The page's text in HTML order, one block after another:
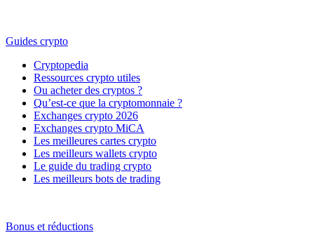
Guides crypto
Cryptopedia
Ressources crypto utiles
Ou acheter des cryptos ?
Qu’est-ce que la cryptomonnaie ?
Exchanges crypto 2026
Exchanges crypto MiCA
Les meilleures cartes crypto
Les meilleurs wallets crypto
Le guide du trading crypto
Les meilleurs bots de trading
Bonus et réductions